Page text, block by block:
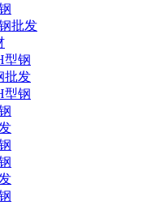
批发
型钢
批发
型钢